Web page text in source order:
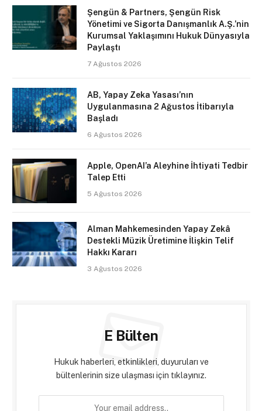
Şengün & Partners, Şengün Risk
Yönetimi ve Sigorta Danışmanlık A.Ş.’nin
Kurumsal Yaklaşımını Hukuk Dünyasıyla
Paylaştı
7 Ağustos 2026
AB, Yapay Zeka Yasası’nın
Uygulanmasına 2 Ağustos İtibarıyla
Başladı
6 Ağustos 2026
Apple, OpenAI’a Aleyhine İhtiyati Tedbir
Talep Etti
5 Ağustos 2026
Alman Mahkemesinden Yapay Zekâ
Destekli Müzik Üretimine İlişkin Telif
Hakkı Kararı
3 Ağustos 2026
E Bülten
Hukuk haberleri, etkinlikleri, duyuruları ve
bültenlerinin size ulaşması için tıklayınız.